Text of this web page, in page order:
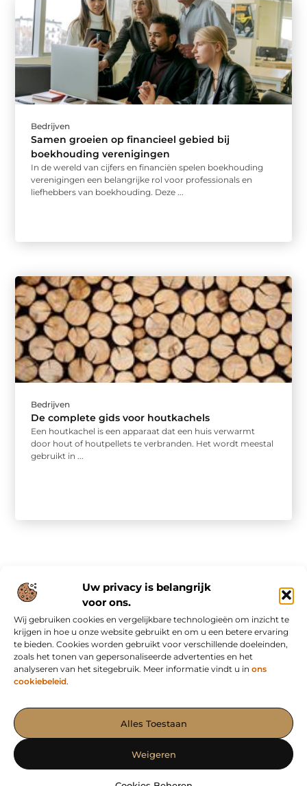
Uw privacy is belangrijk
voor ons.
Wij gebruiken cookies en vergelijkbare technologieën om inzicht te
krijgen in hoe u onze website gebruikt en om u een betere ervaring
te bieden. Cookies worden gebruikt voor verschillende doeleinden,
zoals het tonen van gepersonaliseerde advertenties en het
analyseren van het sitegebruik. Meer informatie vindt u in ons
cookiebeleid.
Alles Toestaan
Weigeren
Bedrijven
Samen groeien op financieel gebied bij
boekhouding verenigingen
In de wereld van cijfers en financiën spelen boekhouding
verenigingen een belangrijke rol voor professionals en
liefhebbers van boekhouding. Deze ...
Bedrijven
De complete gids voor houtkachels
Een houtkachel is een apparaat dat een huis verwarmt
door hout of houtpellets te verbranden. Het wordt meestal
gebruikt in ...
Het Portaal voor Blogs en Artikelen met Impact
— Ontdek krachtige verhalen, waardevolle inzichten en effectieve
boodschap sterker!
Onze informatie